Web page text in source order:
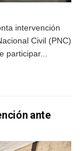
intervención
Civil (PNC)
ante